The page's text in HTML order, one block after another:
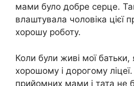
мами було добре серце.
влаштувала чоловіка цієї
хорошу роботу.
Коли були живі мої батьки,
хорошому і дорогому
прийомних мами і тата не